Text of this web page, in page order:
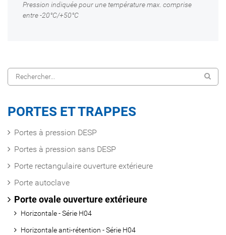
Pression indiquée pour une température max. comprise
entre -20°C/+50°C
PORTES ET TRAPPES
Portes à pression DESP
Portes à pression sans DESP
Porte rectangulaire ouverture extérieure
Porte autoclave
Porte ovale ouverture extérieure
Horizontale - Série H04
Horizontale anti-rétention - Série H04